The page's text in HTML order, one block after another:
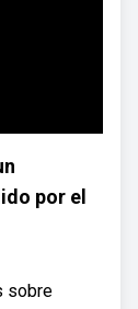
por el
sobre